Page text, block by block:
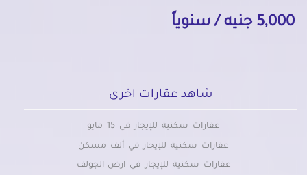
5,000 جنيه / سنوياً
شاهد عقارات اخرى
عقارات سكنية للإيجار في 15 مايو
عقارات سكنية للإيجار في ألف مسكن
عقارات سكنية للإيجار في ارض الجولف